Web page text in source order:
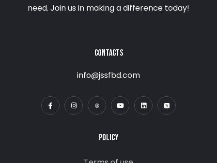
need. Join us in making a difference today!
CONTACTS
info@jssfbd.com
POLICY